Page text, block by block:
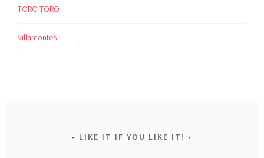
TORO TORO
Villamontes
LIKE IT IF YOU LIKE IT!